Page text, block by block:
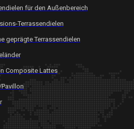
für den Außenbereich
Terrassendielen
geprägte Terrassendielen
Composite Lattes